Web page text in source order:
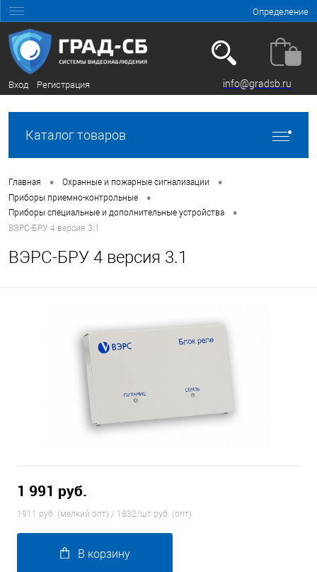
Определение
Вход Регистрация info@gradsb.ru
Каталог товаров
Главная • Охранные и пожарные сигнализации •
Приборы приемно-контрольные •
Приборы специальные и дополнительные устройства •
ВЭРС-БРУ 4 версия 3.1
ВЭРС-БРУ 4 версия 3.1
1 991 руб.
1911 руб. (мелкий опт) / 1832/шт руб. (опт)
В корзину